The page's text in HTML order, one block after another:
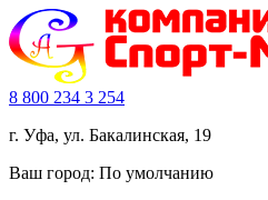
8 800 234 3 254
г. Уфа, ул. Бакалинская, 19
Ваш город: По умолчанию